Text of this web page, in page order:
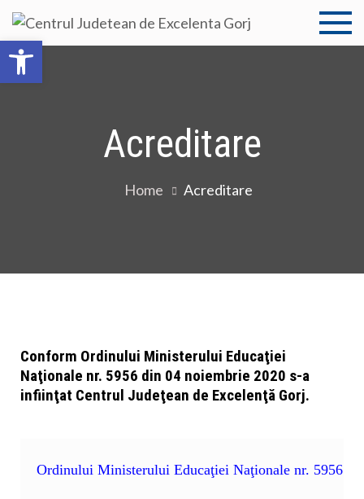
Centrul
Acreditare
Home Acreditare
Conform Ordinului Ministerului Educaţiei
Naţionale nr. 5956 din 04 noiembrie 2020 s-a
infiinţat Centrul Judeţean de Excelenţă Gorj.
Ordinului Ministerului Educaţiei Naţionale nr. 5956
Deschide bara de unelte